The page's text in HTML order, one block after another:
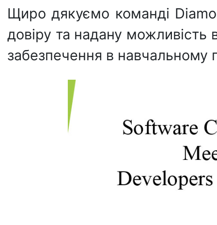
Щиро дякуємо команді
довіру та надану
забезпечення в навчальному